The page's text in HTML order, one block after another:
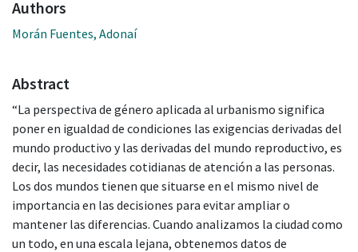
Authors
Morán Fuentes, Adonaí
Abstract
“La perspectiva de género aplicada al urbanismo significa
poner en igualdad de condiciones las exigencias derivadas del
mundo productivo y las derivadas del mundo reproductivo, es
decir, las necesidades cotidianas de atención a las personas.
Los dos mundos tienen que situarse en el mismo nivel de
importancia en las decisiones para evitar ampliar o
mantener las diferencias. Cuando analizamos la ciudad como
un todo, en una escala lejana, obtenemos datos de